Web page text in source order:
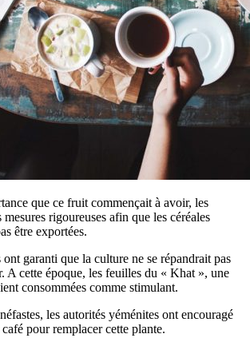
que ce fruit commençait à avoir, les
rigoureuses afin que les céréales
être exportées.
garanti que la culture ne se répandrait pas
A cette époque, les feuilles du « Khat », une
consommées comme stimulant.
les autorités yéménites ont encouragé
pour remplacer cette plante.